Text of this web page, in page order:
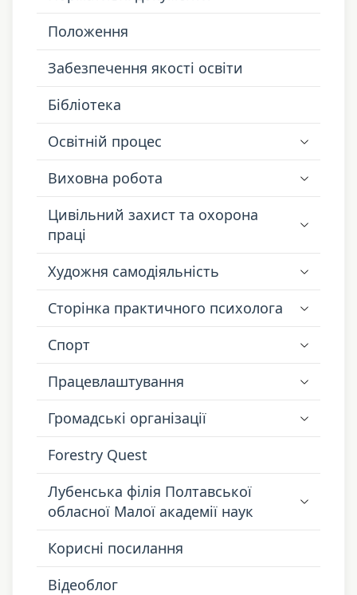
Положення
Забезпечення якості освіти
Бібліотека
Освітній процес
Виховна робота
Цивільний захист та охорона
праці
Художня самодіяльність
Сторінка практичного психолога
Спорт
Працевлаштування
Громадські організації
Forestry Quest
Лубенська філія Полтавської
обласної Малої академії наук
Корисні посилання
Відеоблог